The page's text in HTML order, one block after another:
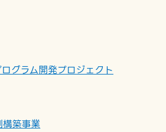
グラム開発プロジェクト
築事業